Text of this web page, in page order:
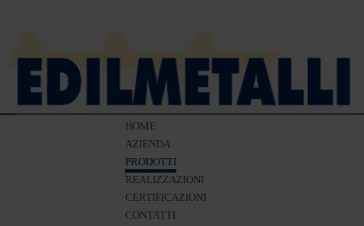
HOME
AZIENDA
PRODOTTI
REALIZZAZIONI
CERTIFICAZIONI
CONTATTI